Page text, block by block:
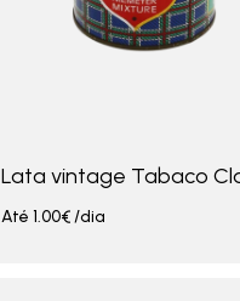
Lata vintage Tabaco
Até 1.00€/dia